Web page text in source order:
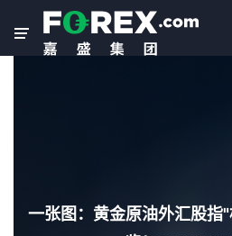
一张图：黄金原油外汇股指